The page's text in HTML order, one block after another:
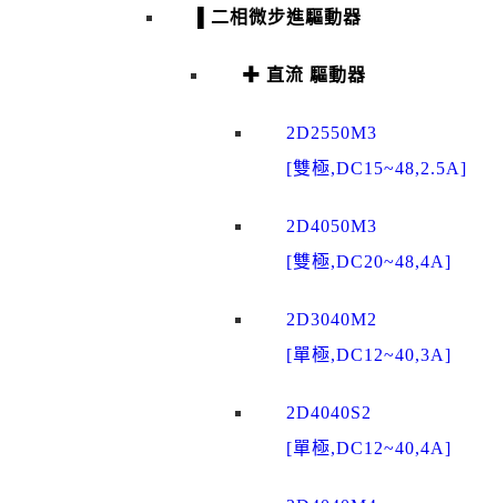
▌二相微步進驅動器
✚ 直流 驅動器
2D2550M3
[雙極,DC15~48,2.5A]
2D4050M3
[雙極,DC20~48,4A]
2D3040M2
[單極,DC12~40,3A]
2D4040S2
[單極,DC12~40,4A]